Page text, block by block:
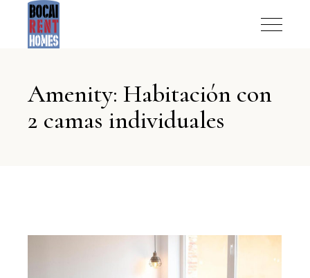
Amenity: Habitación con
2 camas individuales